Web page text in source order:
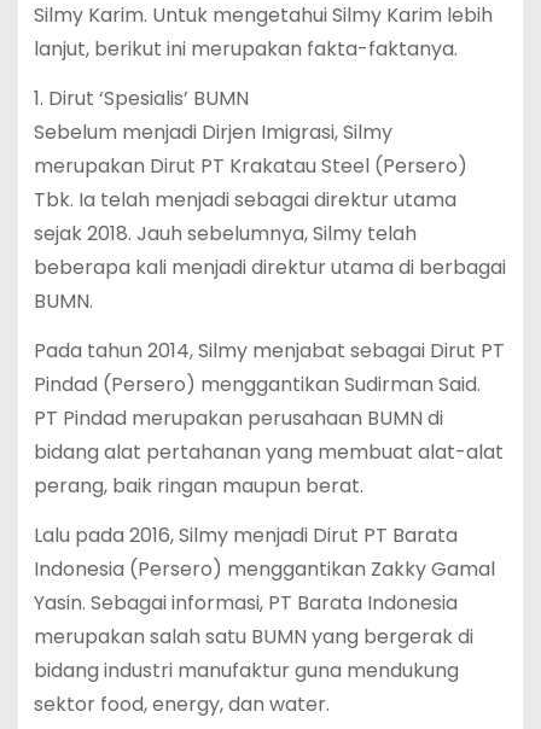
Silmy Karim. Untuk mengetahui Silmy Karim lebih
lanjut, berikut ini merupakan fakta-faktanya.
1. Dirut ‘Spesialis’ BUMN
Sebelum menjadi Dirjen Imigrasi, Silmy
merupakan Dirut PT Krakatau Steel (Persero)
Tbk. Ia telah menjadi sebagai direktur utama
sejak 2018. Jauh sebelumnya, Silmy telah
beberapa kali menjadi direktur utama di berbagai
BUMN.
Pada tahun 2014, Silmy menjabat sebagai Dirut PT
Pindad (Persero) menggantikan Sudirman Said.
PT Pindad merupakan perusahaan BUMN di
bidang alat pertahanan yang membuat alat-alat
perang, baik ringan maupun berat.
Lalu pada 2016, Silmy menjadi Dirut PT Barata
Indonesia (Persero) menggantikan Zakky Gamal
Yasin. Sebagai informasi, PT Barata Indonesia
merupakan salah satu BUMN yang bergerak di
bidang industri manufaktur guna mendukung
sektor food, energy, dan water.